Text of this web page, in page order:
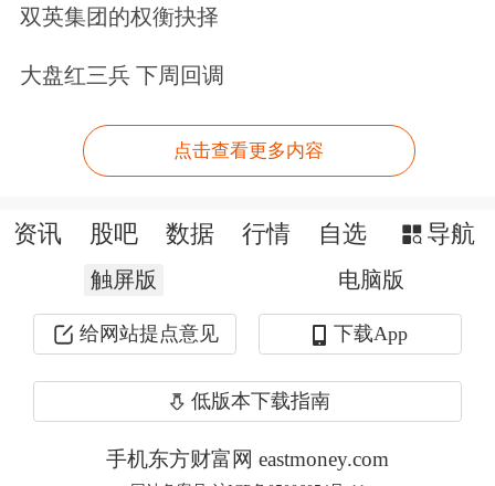
双英集团的权衡抉择
大盘红三兵 下周回调
点击查看更多内容
资讯 股吧 数据 行情 自选 导航
触屏版 电脑版
给网站提点意见 下载App
低版本下载指南
手机东方财富网 eastmoney.com